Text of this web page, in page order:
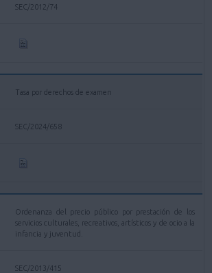
SEC/2012/74
Tasa por derechos de examen
SEC/2024/658
Ordenanza del precio público por prestación de los
servicios culturales, recreativos, artísticos y de ocio a la
infancia y juventud.
SEC/2013/415